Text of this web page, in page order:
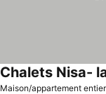
Maison/appartement entier
Chalets Nisa-